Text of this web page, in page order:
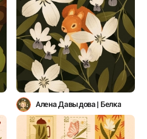
Алена Давыдова | Белка